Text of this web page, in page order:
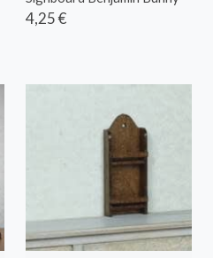
4,25 €